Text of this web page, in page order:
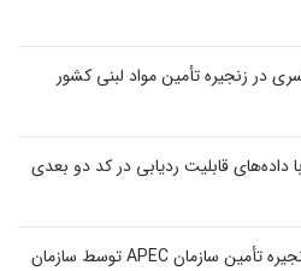
در زنجیره تأمین مواد لبنی کشور
قابلیت ردیابی در کد دو بعدی
تسهیل اجرای طرح آزمایشی زنجیره تأمین سازمان APEC توسط سازمان